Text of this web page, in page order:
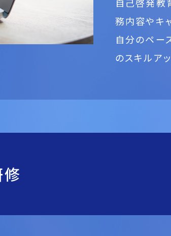
務内容やキ
自分のペー
のスキルア